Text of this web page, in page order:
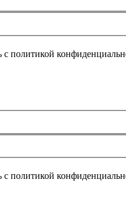
с политикой
с политикой